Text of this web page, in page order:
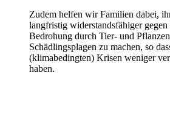
Zudem helfen wir Familien dabei,
langfristig widerstandsfähiger
Bedrohung durch Tier- und
Schädlingsplagen zu machen, so
(klimabedingten) Krisen weniger
haben.